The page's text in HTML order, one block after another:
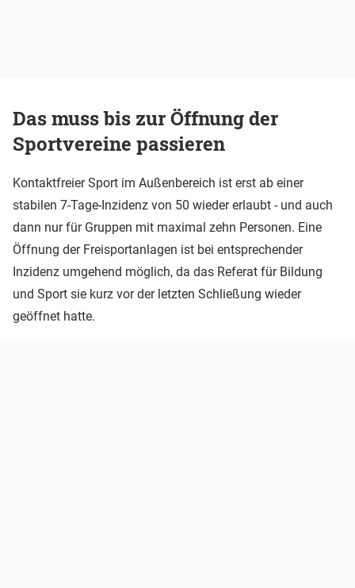
Das muss bis zur Öffnung der
Sportvereine passieren
Kontaktfreier Sport im Außenbereich ist erst ab einer
stabilen 7-Tage-Inzidenz von 50 wieder erlaubt - und auch
dann nur für Gruppen mit maximal zehn Personen. Eine
Öffnung der Freisportanlagen ist bei entsprechender
Inzidenz umgehend möglich, da das Referat für Bildung
und Sport sie kurz vor der letzten Schließung wieder
geöffnet hatte.